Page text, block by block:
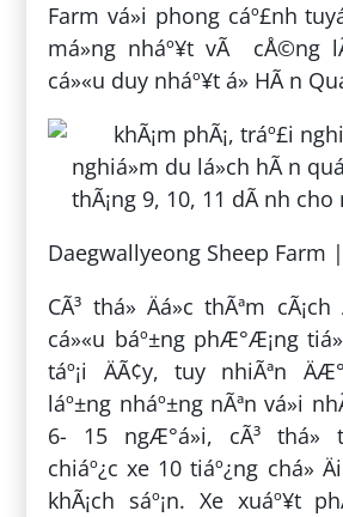
Farm vá»i phong cáº£nh
má»ng nháº¥t vÃ cÅ©ng
cá»«u duy nháº¥t á» HÃ n
Daegwallyeong Sheep Farm
CÃ³ thá» Äá»c thÃªm cÃ¡ch
cá»«u báº±ng phÆ°Æ¡ng
táº¡i ÄÃ¢y, tuy nhiÃªn
láº±ng nháº±ng nÃªn vá»i
6- 15 ngÆ°á»i, cÃ³ thá»
chiáº¿c xe 10 tiáº¿ng chá» Äi
khÃ¡ch sáº¡n. Xe xuáº¥t